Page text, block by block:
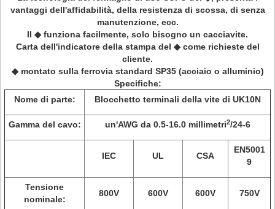
vantaggi dell'affidabilità, della resistenza di scossa, di senza
manutenzione, ecc.
Il ◆ funziona facilmente, solo bisogno un cacciavite.
Carta dell'indicatore della stampa del ◆ come richieste del
cliente.
◆ montato sulla ferrovia standard SP35 (acciaio o alluminio)
Specifiche:
Nome di parte:
Blocchetto terminali della vite di UK10N
Gamma del cavo: un'AWG da 0.5-16.0 millimetri2/24-6
IEC UL CSA
EN5001
9
Tensione
nominale:
800V 600V 600V 750V